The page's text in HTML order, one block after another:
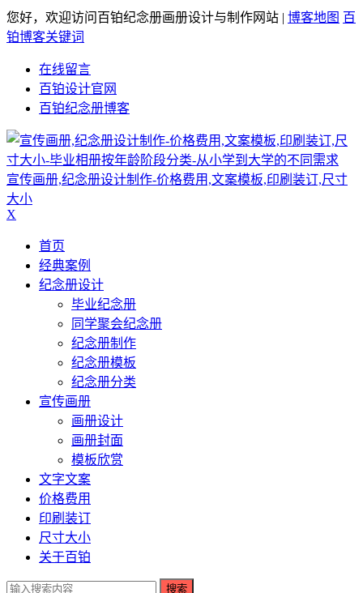
您好，欢迎访问百铂纪念册画册设计与制作网站 | 博客地图 百
铂博客关键词
在线留言
百铂设计官网
百铂纪念册博客
宣传画册,纪念册设计制作-价格费用,文案模板,印刷装订,尺寸
大小
X
首页
经典案例
纪念册设计
毕业纪念册
同学聚会纪念册
纪念册制作
纪念册模板
纪念册分类
宣传画册
画册设计
画册封面
模板欣赏
文字文案
价格费用
印刷装订
尺寸大小
关于百铂
搜索